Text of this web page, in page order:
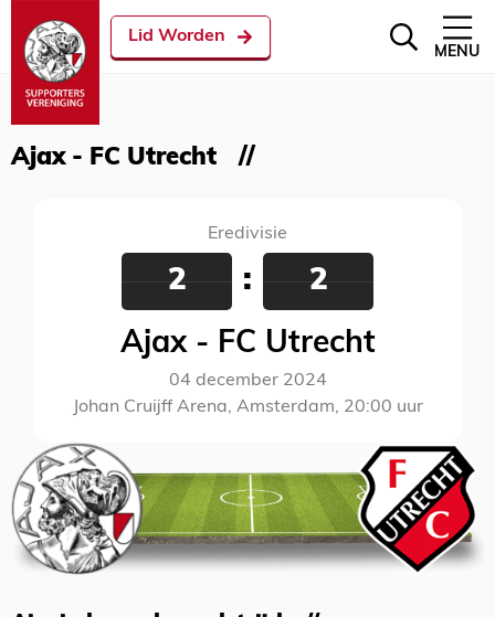
Lid Worden
MENU
Ajax - FC Utrecht
Eredivisie
2 : 2
Ajax - FC Utrecht
04 december 2024
Johan Cruijff Arena, Amsterdam, 20:00 uur